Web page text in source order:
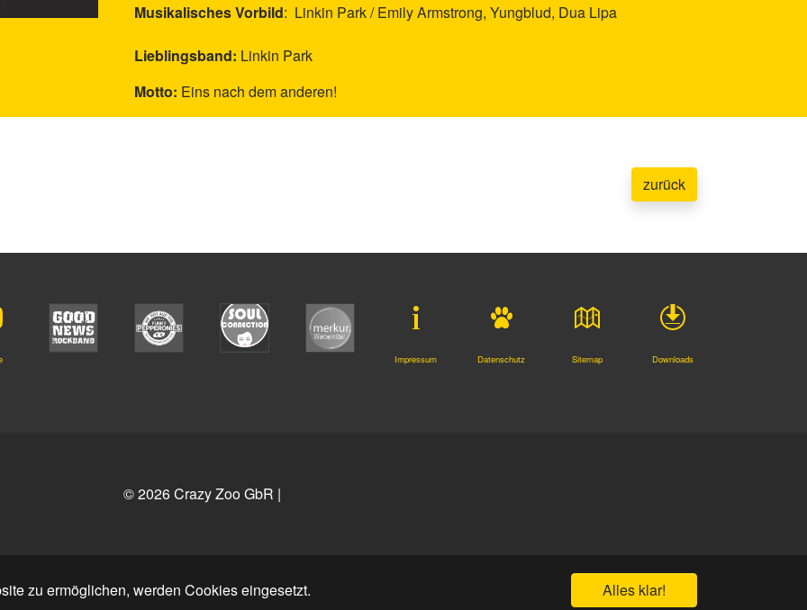
zu ermöglichen, werden Cookies eingesetzt. Alles klar!
Musikalisches Vorbild: Linkin Park / Emily Armstrong, Yungblud, Dua Lipa
Lieblingsband: Linkin Park
Motto: Eins nach dem anderen!
zurück
Impressum Datenschutz Sitemap Downloads
© 2026 Crazy Zoo GbR |